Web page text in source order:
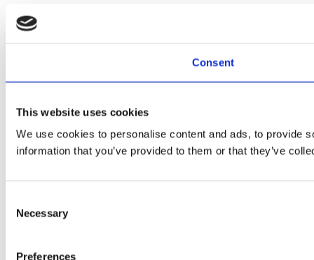
Consent
This website uses cookies
We use cookies to personalise content and ads, to provide
information that you’ve provided to them or that they’ve
Selection
Necessary
Preferences